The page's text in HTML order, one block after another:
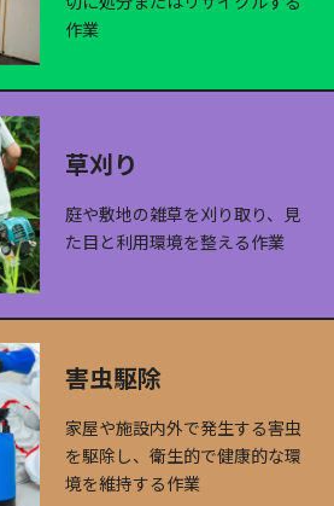
作業
草刈り
庭や敷地の雑草を刈り取り、見
た目と利用環境を整える作業
害虫駆除
家屋や施設内外で発生する害虫
を駆除し、衛生的で健康的な環
境を維持する作業